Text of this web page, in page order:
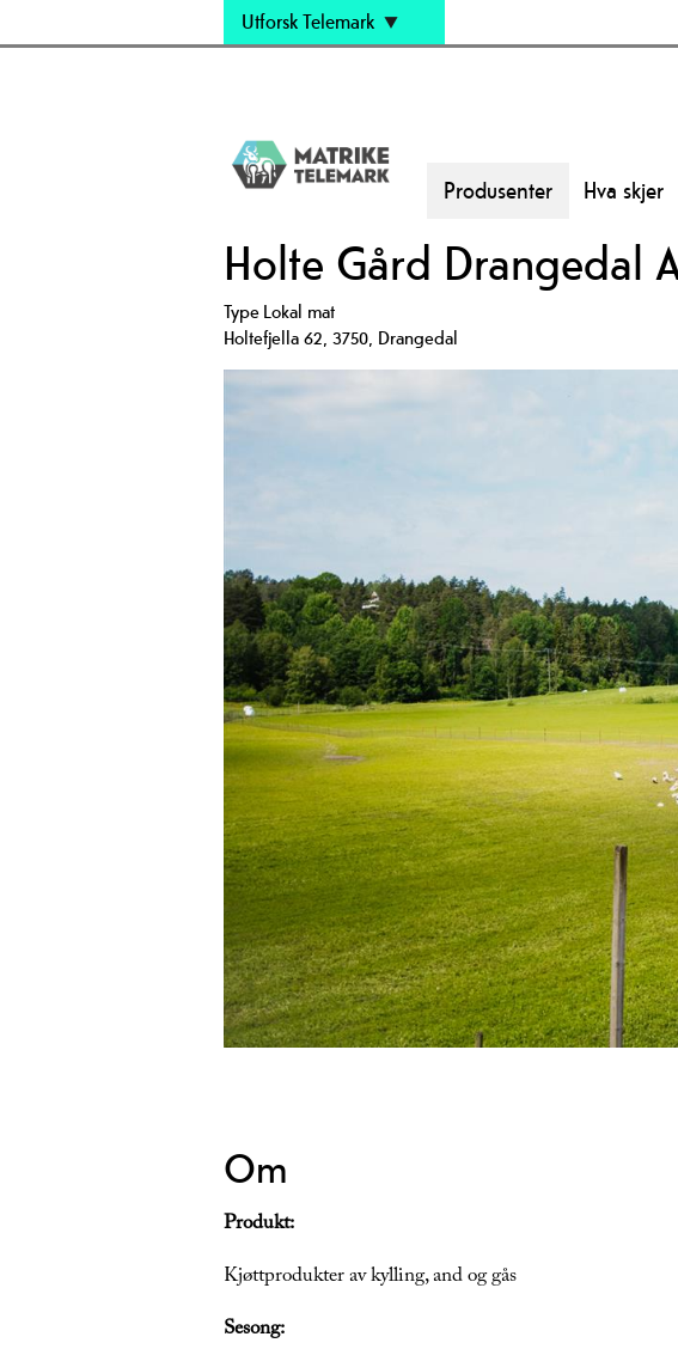
Utforsk Telemark
Produsenter Hva skjer
Holte Gård Drangedal
TypeLokal mat
Holtefjella 62, 3750, Drangedal
Om
Produkt:
Kjøttprodukter av kylling, and og gås
Sesong: